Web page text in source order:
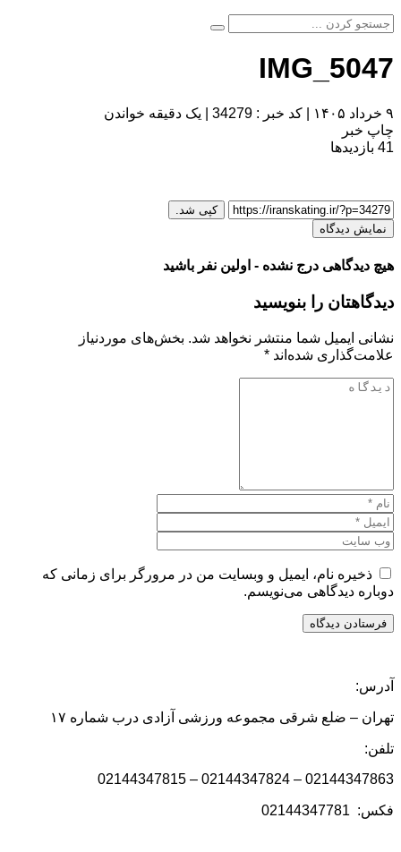
IMG_5047
۹ خرداد ۱۴۰۵ کد خبر : 34279
یک دقیقه خواندن
چاپ خبر
41 بازدیدها
کپی شد.
نمایش دیدگاه
هیچ دیدگاهی درج نشده - اولین نفر باشید
دیدگاهتان را بنویسید
نشانی ایمیل شما منتشر نخواهد شد. بخش‌های موردنیاز
علامت‌گذاری شده‌اند *
ذخیره نام، ایمیل و وبسایت من در مرورگر برای زمانی که
دوباره دیدگاهی می‌نویسم.
آدرس:
تهران – ضلع شرقی مجموعه ورزشی آزادی درب شماره ۱۷
تلفن:
02144347863 – 02144347824 – 02144347815
فکس: 02144347781